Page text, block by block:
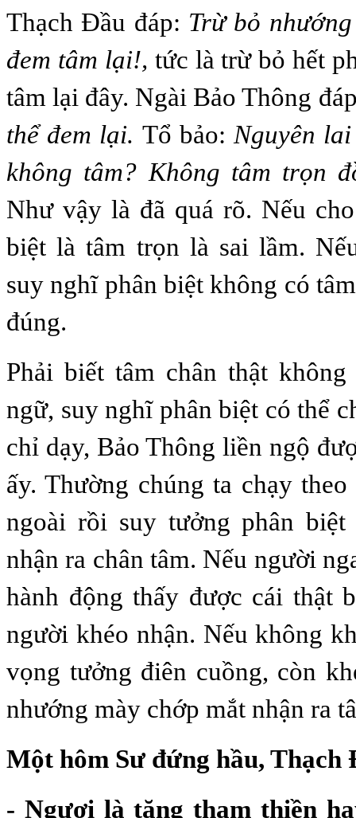
Thạch Đầu đáp: Trừ bỏ
đem tâm lại!, tức là trừ bỏ hết
tâm lại đây. Ngài Bảo Thông
thể đem lại. Tổ bảo: Nguyên
không tâm? Không tâm trọn
Như vậy là đã quá rõ. Nếu
biệt là tâm trọn là sai lầm.
suy nghĩ phân biệt không có
đúng.
Phải biết tâm chân thật
ngữ, suy nghĩ phân biệt có thể
chỉ dạy, Bảo Thông liền ngộ
ấy. Thường chúng ta chạy
ngoài rồi suy tưởng phân biệt
nhận ra chân tâm. Nếu người
hành động thấy được cái thật
người khéo nhận. Nếu không
vọng tưởng điên cuồng, còn
nhướng mày chớp mắt nhận ra
Một hôm Sư đứng hầu, Thạch
- Ngươi là tăng tham thiền